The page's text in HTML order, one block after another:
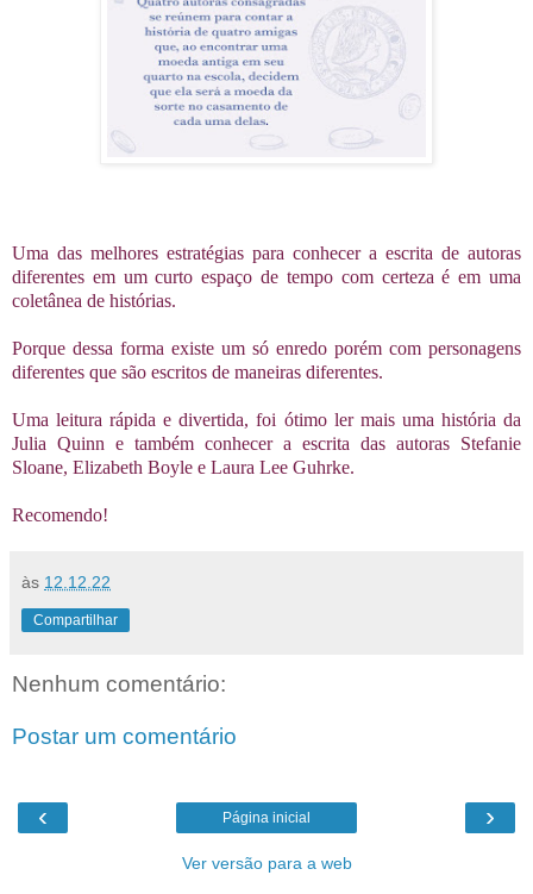
Uma das melhores estratégias para conhecer a escrita de autoras
diferentes em um curto espaço de tempo com certeza é em uma
coletânea de histórias.
Porque dessa forma existe um só enredo porém com personagens
diferentes que são escritos de maneiras diferentes.
Uma leitura rápida e divertida, foi ótimo ler mais uma história da
Julia Quinn e também conhecer a escrita das autoras Stefanie
Sloane, Elizabeth Boyle e Laura Lee Guhrke.
Recomendo!
às 12.12.22
Compartilhar
Nenhum comentário:
Postar um comentário
‹ ›
Página inicial
Ver versão para a web